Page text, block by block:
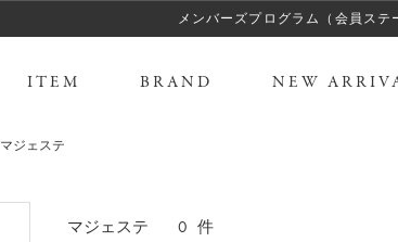
メンバーズプログラム（会員ステ
ITEM BRAND NEW
マジェステ
マジェステ 0 件